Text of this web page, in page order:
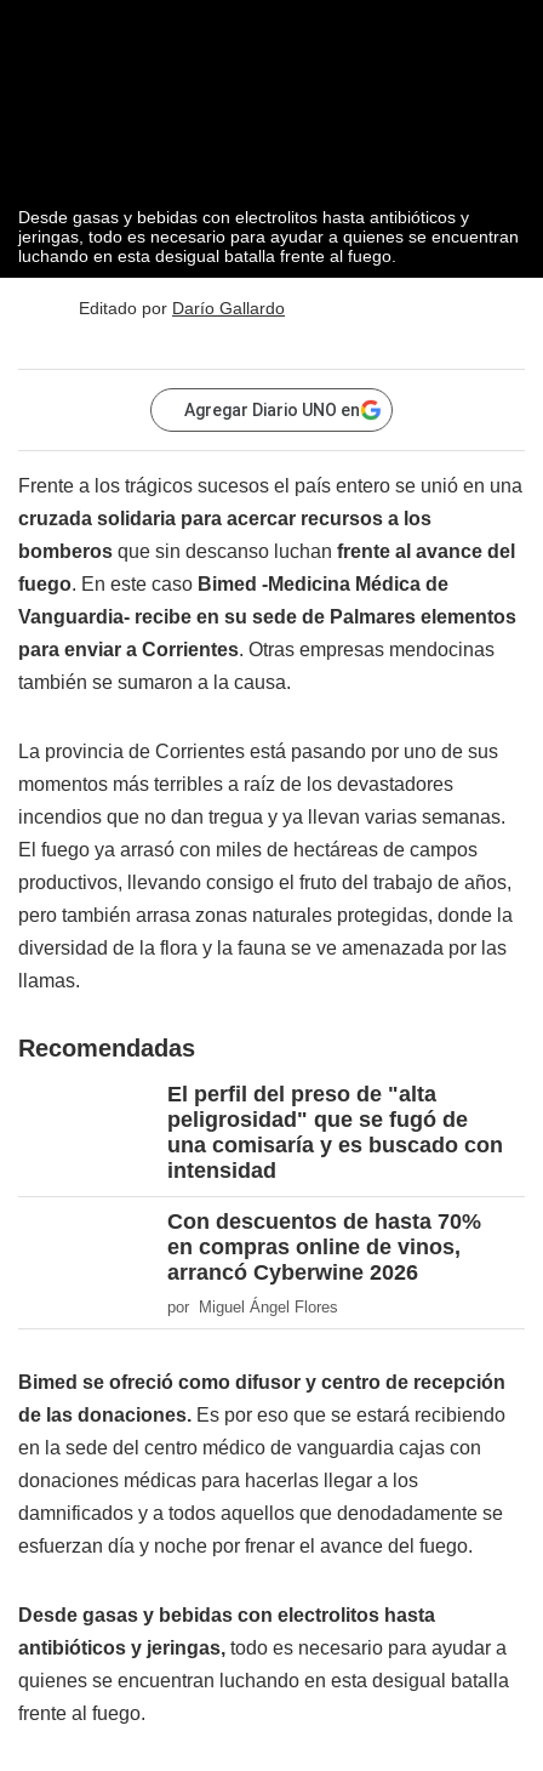
Desde gasas y bebidas con electrolitos hasta antibióticos y
jeringas, todo es necesario para ayudar a quienes se encuentran
luchando en esta desigual batalla frente al fuego.
Editado por Darío Gallardo
Agregar Diario UNO en
Frente a los trágicos sucesos el país entero se unió en una
cruzada solidaria para acercar recursos a los
bomberos que sin descanso luchan frente al avance del
fuego. En este caso Bimed -Medicina Médica de
Vanguardia- recibe en su sede de Palmares elementos
para enviar a Corrientes. Otras empresas mendocinas
también se sumaron a la causa.
La provincia de Corrientes está pasando por uno de sus
momentos más terribles a raíz de los devastadores
incendios que no dan tregua y ya llevan varias semanas.
El fuego ya arrasó con miles de hectáreas de campos
productivos, llevando consigo el fruto del trabajo de años,
pero también arrasa zonas naturales protegidas, donde la
diversidad de la flora y la fauna se ve amenazada por las
llamas.
Recomendadas
El perfil del preso de "alta
peligrosidad" que se fugó de
una comisaría y es buscado con
intensidad
Con descuentos de hasta 70%
en compras online de vinos,
arrancó Cyberwine 2026
por Miguel Ángel Flores
Bimed se ofreció como difusor y centro de recepción
de las donaciones. Es por eso que se estará recibiendo
en la sede del centro médico de vanguardia cajas con
donaciones médicas para hacerlas llegar a los
damnificados y a todos aquellos que denodadamente se
esfuerzan día y noche por frenar el avance del fuego.
Desde gasas y bebidas con electrolitos hasta
antibióticos y jeringas, todo es necesario para ayudar a
quienes se encuentran luchando en esta desigual batalla
frente al fuego.